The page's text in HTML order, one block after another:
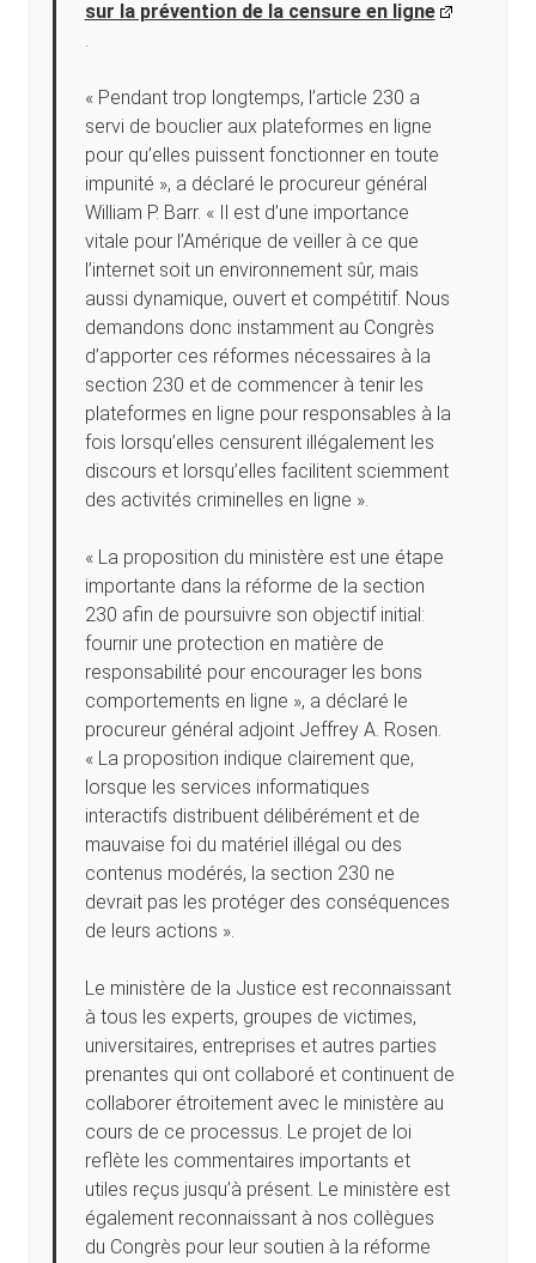
sur la prévention de la censure en ligne
.
« Pendant trop longtemps, l’article 230 a
servi de bouclier aux plateformes en ligne
pour qu’elles puissent fonctionner en toute
impunité », a déclaré le procureur général
William P. Barr. « Il est d’une importance
vitale pour l’Amérique de veiller à ce que
l’internet soit un environnement sûr, mais
aussi dynamique, ouvert et compétitif. Nous
demandons donc instamment au Congrès
d’apporter ces réformes nécessaires à la
section 230 et de commencer à tenir les
plateformes en ligne pour responsables à la
fois lorsqu’elles censurent illégalement les
discours et lorsqu’elles facilitent sciemment
des activités criminelles en ligne ».
« La proposition du ministère est une étape
importante dans la réforme de la section
230 afin de poursuivre son objectif initial:
fournir une protection en matière de
responsabilité pour encourager les bons
comportements en ligne », a déclaré le
procureur général adjoint Jeffrey A. Rosen.
« La proposition indique clairement que,
lorsque les services informatiques
interactifs distribuent délibérément et de
mauvaise foi du matériel illégal ou des
contenus modérés, la section 230 ne
devrait pas les protéger des conséquences
de leurs actions ».
Le ministère de la Justice est reconnaissant
à tous les experts, groupes de victimes,
universitaires, entreprises et autres parties
prenantes qui ont collaboré et continuent de
collaborer étroitement avec le ministère au
cours de ce processus. Le projet de loi
reflète les commentaires importants et
utiles reçus jusqu’à présent. Le ministère est
également reconnaissant à nos collègues
du Congrès pour leur soutien à la réforme